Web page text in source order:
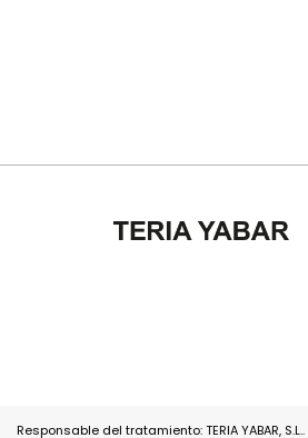
Responsable del tratamiento: TERIA YABAR,